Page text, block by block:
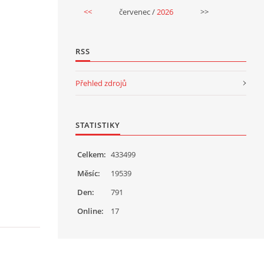
<< červenec / 2026 >>
RSS
Přehled zdrojů
STATISTIKY
Online: 17
Celkem: 433499
Měsíc:
19539
Den:
791